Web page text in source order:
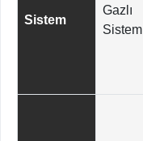
Sistem
Gazlı
Sistem